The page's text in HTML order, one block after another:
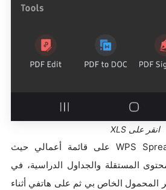
انقر على XLS
دائمًا ما يكون WPS Spreadsheet على قائمة أعمالي حيث
المستقلة والجداول الدراسية، في
المحمول الخاص بي ثم على هاتفي أثناء